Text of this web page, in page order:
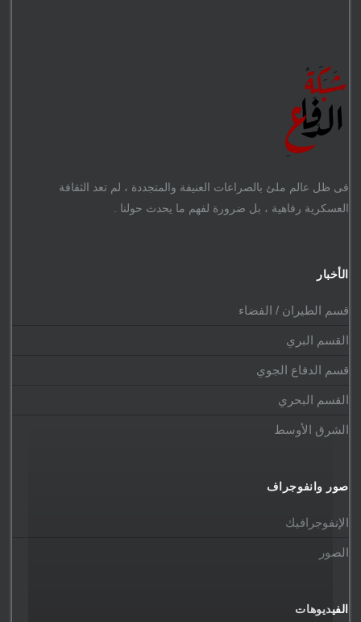
فى ظل عالم ملئ بالصراعات العنيفة والمتجددة ، لم تعد الثقافة
العسكرية رفاهية ، بل ضرورة لفهم ما يحدث حولنا .
الأخبار
قسم الطيران / الفضاء
القسم البري
قسم الدفاع الجوي
القسم البحري
الشرق الأوسط
صور وانفوجراف
الإنفوجرافيك
الصور
الفيديوهات